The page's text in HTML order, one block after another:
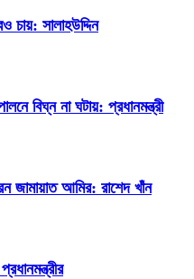
চায়: সালাহউদ্দিন
বিঘ্ন না ঘটায়: প্রধানমন্ত্রী
জামায়াত আমির: রাশেদ খাঁন